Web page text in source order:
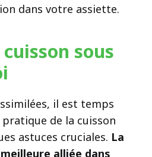
dans votre assiette.
sous
il est temps
de la cuisson
astuces cruciales. La
alliée dans